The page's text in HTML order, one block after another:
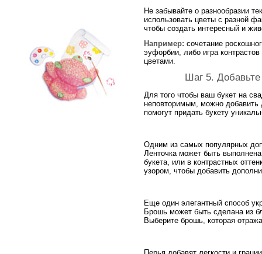
Не забывайте о разнообразии
использовать цветы с разной
чтобы создать интересный и
Например: сочетание
эуфорбии, либо игра
цветами.
Шаг 5.
Для того чтобы ваш букет на
неповторимым, можно
помогут придать букету
Одним из самых популярных
Ленточка может быть
букета, или в контрастных
узором, чтобы добавить
Еще один элегантный способ
Брошь может быть сделана из
Выберите брошь, которая